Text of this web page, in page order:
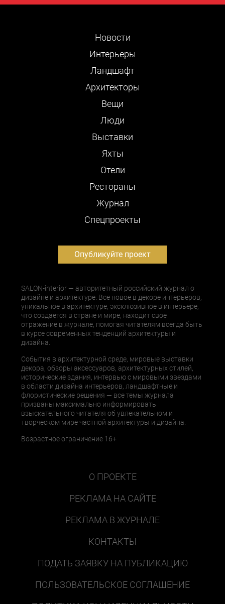
Новости
Интерьеры
Ландшафт
Архитекторы
Вещи
Люди
Выставки
Яхты
Отели
Рестораны
Журнал
Cпецпроекты
Опубликуйте проект
SALON-interior — авторитетный российский журнал о
дизайне и архитектуре. Все новое в декоре интерьеров,
уникальное в архитектуре, эксклюзивное в интерьере,
что создается в стране и мире, находит свое
отражение в журнале, помогая читателям всегда быть
в курсе современных тенденций архитектуры и
дизайна.
События в архитектурной среде, мировые выставки
декора, обзоры аксессуаров, архитектурных стилей,
исторические здания, интервью с мировыми звездами
в области дизайна интерьеров, ландшафтные и
флористические решения — все темы журнала
призваны максимально информировать
взыскательного читателя об увлекательном и
творческом мире частной архитектуры и дизайна.
Возрастное ограничение 16+
О ПРОЕКТЕ
РЕКЛАМА НА САЙТЕ
РЕКЛАМА В ЖУРНАЛЕ
КОНТАКТЫ
ПОДАТЬ ЗАЯВКУ НА ПУБЛИКАЦИЮ
ПОЛЬЗОВАТЕЛЬСКОЕ СОГЛАШЕНИЕ